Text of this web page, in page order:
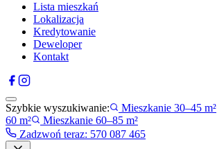
Lista mieszkań
Lokalizacja
Kredytowanie
Deweloper
Kontakt
Szybkie wyszukiwanie: Mieszkanie 30–45 m²
60 m²
Mieszkanie 60–85 m²
Zadzwoń teraz: 570 087 465